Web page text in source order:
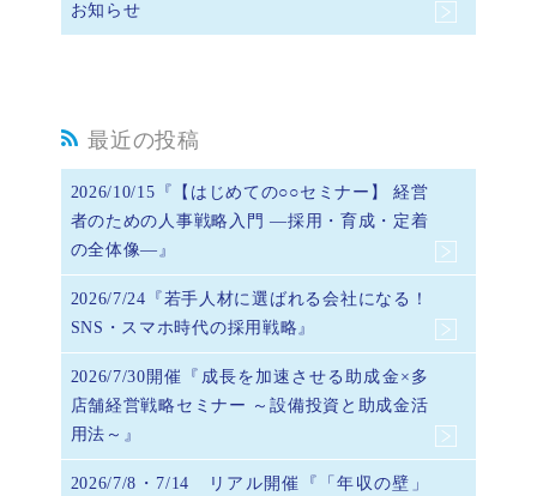
お知らせ
最近の投稿
2026/10/15『【はじめての○○セミナー】 経営
者のための人事戦略入門 ―採用・育成・定着
の全体像―』
2026/7/24『若手人材に選ばれる会社になる！
SNS・スマホ時代の採用戦略』
2026/7/30開催『成長を加速させる助成金×多
店舗経営戦略セミナー ～設備投資と助成金活
用法～』
2026/7/8・7/14 リアル開催『「年収の壁」